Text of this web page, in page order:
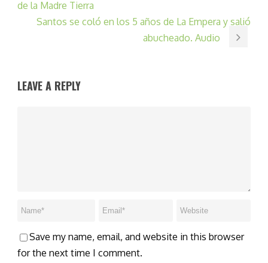
de la Madre Tierra
Santos se coló en los 5 años de La Empera y salió
abucheado. Audio
LEAVE A REPLY
Save my name, email, and website in this browser
for the next time I comment.